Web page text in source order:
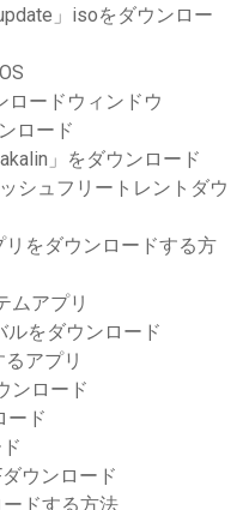
」isoをダウンロー
ロードウィンドウ
ロード
」をダウンロード
シュフリートレントダウ
をダウンロードする方
ムアプリ
ルをダウンロード
アプリ
ンロード
ード
ウンロード
ドする方法